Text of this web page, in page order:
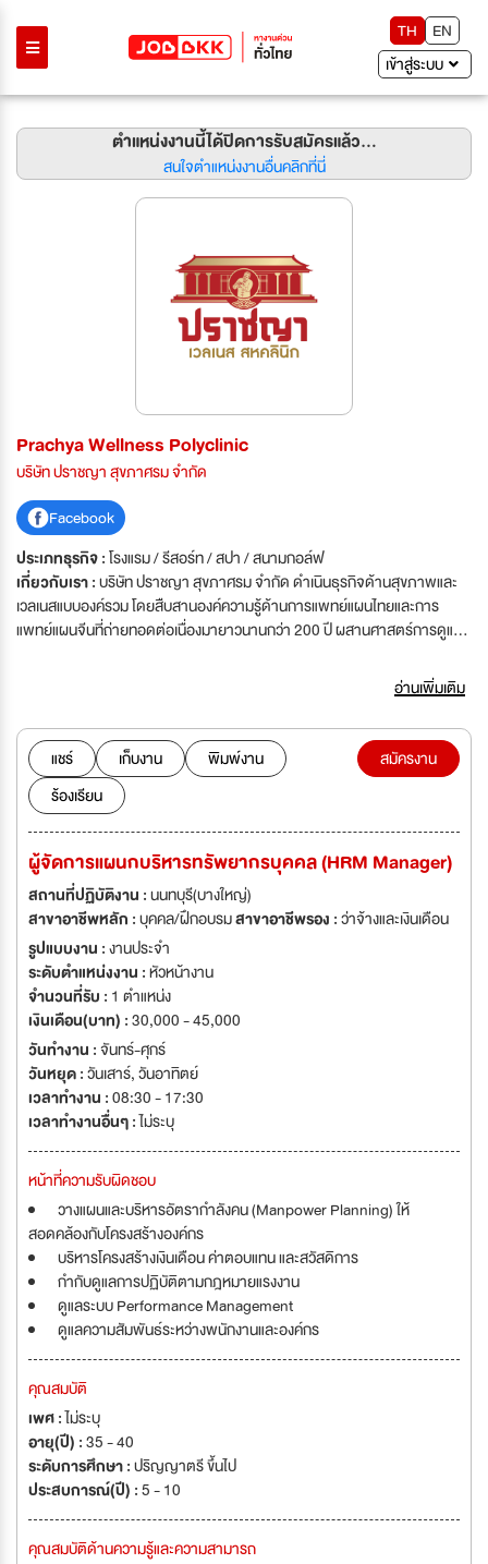
TH
EN
เข้าสู่ระบบ
ตำแหน่งงานนี้ได้ปิดการรับสมัครแล้ว...
สนใจตำแหน่งงานอื่นคลิกที่นี่
Prachya Wellness Polyclinic
บริษัท ปราชญา สุขภาศรม จำกัด
Facebook
ประเภทธุรกิจ :โรงแรม / รีสอร์ท / สปา / สนามกอล์ฟ
เกี่ยวกับเรา :บริษัท ปราชญา สุขภาศรม จำกัด ดำเนินธุรกิจด้านสุขภาพและ
เวลเนสแบบองค์รวม โดยสืบสานองค์ความรู้ด้านการแพทย์แผนไทยและการ
แพทย์แผนจีนที่ถ่ายทอดต่อเนื่องมายาวนานกว่า 200 ปี ผสานศาสตร์การดูแล
และการส่งเสริมสุขภาพ โดยทีมแพทย์และผู้เชี่ยวชาญเฉพาะทาง พร้อมการใช้
สมุนไพรและองค์ความรู้เฉพาะของปราชญา เพื่อส่งมอบประสบการณ์การดูแล
สุขภาพที่มีคุณค่าและยั่งยืนแก่สังคม บริษัทเชื่อว่า “สุขภาวะที่ดีและความเท่าเทียม
คือรากฐานสำคัญของการพัฒนาองค์กรและสังคม” เราจึงให้ความสำคัญกับ
การสร้างสภาพแวดล้อมการทำงานที่ปลอดภัย เคารพในความหลากหลาย เปิด
โอกาสให้บุคลากรทุกคนได้เรียนรู้ เติบโต และแสดงศักยภาพอย่างเต็มที่ โดยยึด
มั่นในหลักคุณธรรม ความโปร่งใส และการไม่เลือกปฏิบัติ หากคุณเป็นผู้ที่รักการ
พัฒนาตนเอง มีหัวใจแห่งการบริการ และต้องการเป็นส่วนหนึ่งขององค์กรที่มุ่ง
สร้างสุขภาวะที่ดีให้แก่ผู้คนและสังคม เราขอเชิญคุณมาร่วมเติบโตไปด้วยกันกับ
บริษัท ปราชญา สุขภาศรม จำกัด
อ่านเพิ่มเติม
แชร์ เก็บงาน
พิมพ์งาน
ร้องเรียน
สมัครงาน
ผู้จัดการแผนกบริหารทรัพยากรบุคคล (HRM Manager)
สถานที่ปฏิบัติงาน :นนทบุรี(บางใหญ่)
สาขาอาชีพหลัก :บุคคล/ฝึกอบรมสาขาอาชีพรอง :ว่าจ้างและเงินเดือน
รูปแบบงาน :งานประจำ
ระดับตำแหน่งงาน :หัวหน้างาน
จำนวนที่รับ : 1 ตำแหน่ง
เงินเดือน(บาท) :30,000 - 45,000
วันทำงาน :จันทร์-ศุกร์
วันหยุด :วันเสาร์,วันอาทิตย์
เวลาทำงาน :08:30 - 17:30
เวลาทำงานอื่นๆ :ไม่ระบุ
หน้าที่ความรับผิดชอบ
วางแผนและบริหารอัตรากำลังคน (Manpower Planning) ให้
สอดคล้องกับโครงสร้างองค์กร
บริหารโครงสร้างเงินเดือน ค่าตอบแทน และสวัสดิการ
กำกับดูแลการปฏิบัติตามกฎหมายแรงงาน
ดูแลระบบ Performance Management
ดูแลความสัมพันธ์ระหว่างพนักงานและองค์กร
คุณสมบัติ
เพศ :ไม่ระบุ
อายุ(ปี) :35 - 40
ระดับการศึกษา :ปริญญาตรี ขึ้นไป
ประสบการณ์(ปี) :5 - 10
คุณสมบัติด้านความรู้และความสามารถ